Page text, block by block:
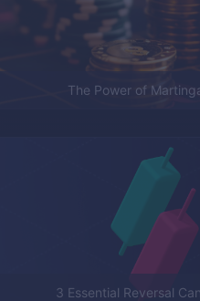
The Power of
3 Essential Reversal